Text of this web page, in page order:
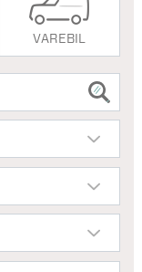
VAREBIL